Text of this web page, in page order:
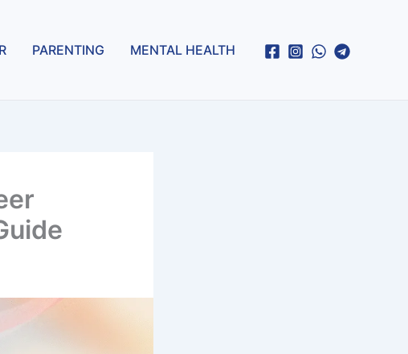
PARENTING MENTAL HEALTH